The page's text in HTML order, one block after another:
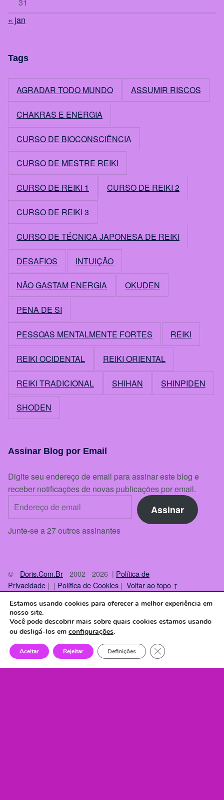
Menu
31
« jan
Tags
AGRADAR TODO MUNDO ASSUMIR RISCOS
CHAKRAS E ENERGIA
CURSO DE BIOCONSCIÊNCIA
CURSO DE MESTRE REIKI
CURSO DE REIKI 1 CURSO DE REIKI 2
CURSO DE REIKI 3
CURSO DE TÉCNICA JAPONESA DE REIKI
DESAFIOS INTUIÇÃO
NÃO GASTAM ENERGIA OKUDEN
PENA DE SI
PESSOAS MENTALMENTE FORTES REIKI
REIKI OCIDENTAL REIKI ORIENTAL
REIKI TRADICIONAL SHIHAN SHINPIDEN
SHODEN
Assinar Blog por Email
Digite seu endereço de email para assinar este blog e
receber notificações de novas publicações por email.
Endereço de email
Assinar
Junte-se a 27 outros assinantes
© - Doris.Com.Br- 2002 - 2026 | Política de
Privacidade | | Política de Cookies | Voltar ao topo ↑
InstagramFacebook ThreadsTikTok Back to top ↑
Estamos usando cookies para oferecer a melhor experiência em
nosso site.
Você pode descobrir mais sobre quais cookies estamos usando
ou desligá-los em configurações.
Aceitar Rejeitar Definições Close GDPR Cookie